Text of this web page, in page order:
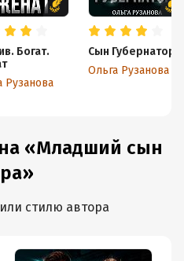
Богат.
Рузанова
Сын Губернатора
Ольга Рузанова
«Младший сын
стилю автора